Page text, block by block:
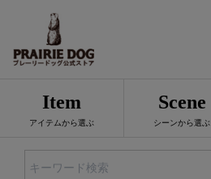
Item
アイテムから選ぶ
Scene
シーンから選ぶ